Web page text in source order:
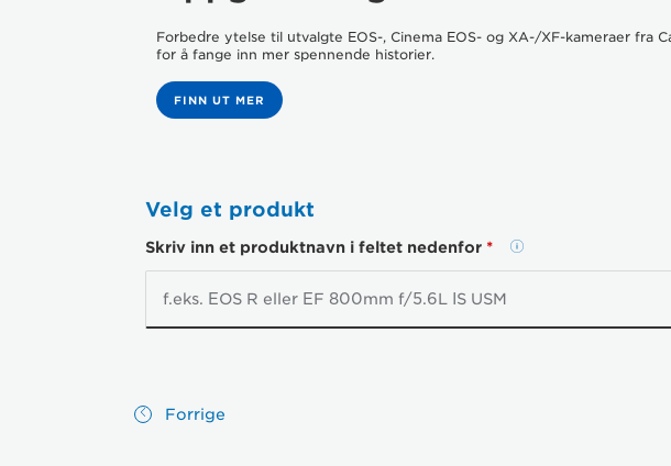
Forbedre ytelse til utvalgte EOS-, Cinema EOS- og XA-/XF-kameraer fra
for å fange inn mer spennende historier.
FINN UT MER
Velg et produkt
Skriv inn et produktnavn i feltet nedenfor *
Forrige